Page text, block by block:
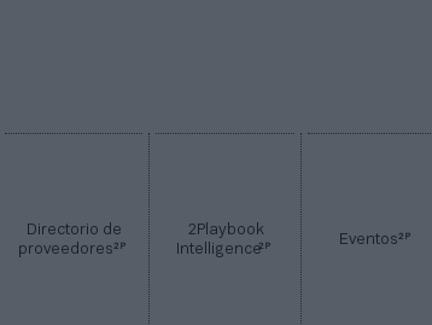
Directorio de
proveedores2P
2Playbook
Intelligence2P Eventos2P